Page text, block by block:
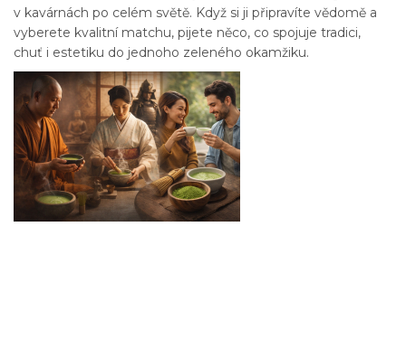
v kavárnách po celém světě. Když si ji připravíte vědomě a
vyberete kvalitní matchu, pijete něco, co spojuje tradici,
chuť i estetiku do jednoho zeleného okamžiku.